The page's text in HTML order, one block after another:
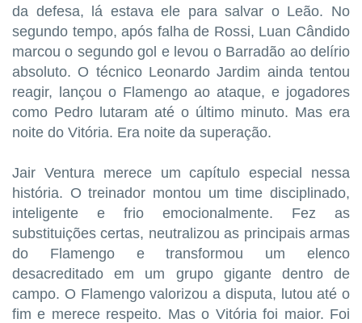
da defesa, lá estava ele para salvar o Leão. No
segundo tempo, após falha de Rossi, Luan Cândido
marcou o segundo gol e levou o Barradão ao delírio
absoluto. O técnico Leonardo Jardim ainda tentou
reagir, lançou o Flamengo ao ataque, e jogadores
como Pedro lutaram até o último minuto. Mas era
noite do Vitória. Era noite da superação.
Jair Ventura merece um capítulo especial nessa
história. O treinador montou um time disciplinado,
inteligente e frio emocionalmente. Fez as
substituições certas, neutralizou as principais armas
do Flamengo e transformou um elenco
desacreditado em um grupo gigante dentro de
campo. O Flamengo valorizou a disputa, lutou até o
fim e merece respeito. Mas o Vitória foi maior. Foi